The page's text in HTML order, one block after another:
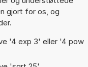
gjort for os, og
'4 exp 3' eller '4 pow